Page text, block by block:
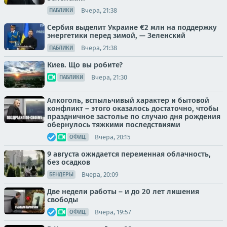
ПАБЛИКИ Вчера, 21:38
Сербия выделит Украине €2 млн на поддержку
энергетики перед зимой, — Зеленский
ПАБЛИКИ Вчера, 21:38
Киев. Що вы робите?
ПАБЛИКИ Вчера, 21:30
Алкоголь, вспыльчивый характер и бытовой
конфликт – этого оказалось достаточно, чтобы
праздничное застолье по случаю дня рождения
обернулось тяжкими последствиями
ОФИЦ. Вчера, 20:15
9 августа ожидается переменная облачность,
без осадков
БЕНДЕРЫ Вчера, 20:09
Две недели работы – и до 20 лет лишения
свободы
ОФИЦ. Вчера, 19:57